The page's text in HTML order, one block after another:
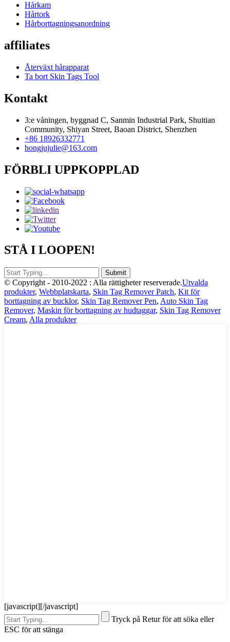
Hårkam
Hårtork
Hårborttagningsanordning
affiliates
Återväxt hårapparat
Ta bort Skin Tags Tool
Kontakt
3:e våningen, byggnad C, Sanmin Industrial Park, Shuitian
Community, Shiyan Street, Baoan District, Shenzhen
+86 18926332771
hongjujulie@163.com
FÖRBLI UPPKOPPLAD
STÅ I LOOPEN!
© Copyright - 2010-2022 : Alla rättigheter reserverade.Utvalda
produkter, Webbplatskarta, Skin Tag Remover Patch, Kit för
borttagning av bucklor, Skin Tag Remover Pen, Auto Skin Tag
Remover, Maskin för borttagning av hudtaggar, Skin Tag Remover
Cream, Alla produkter
[javascript][/javascript]
Tryck på Retur för att söka eller
ESC för att stänga